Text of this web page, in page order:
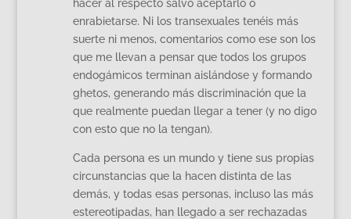
hacer al respecto salvo aceptarlo o
enrabietarse. Ni los transexuales tenéis más
suerte ni menos, comentarios como ese son los
que me llevan a pensar que todos los grupos
endogámicos terminan aislándose y formando
ghetos, generando más discriminación que la
que realmente puedan llegar a tener (y no digo
con esto que no la tengan).
Cada persona es un mundo y tiene sus propias
circunstancias que la hacen distinta de las
demás, y todas esas personas, incluso las más
estereotipadas, han llegado a ser rechazadas